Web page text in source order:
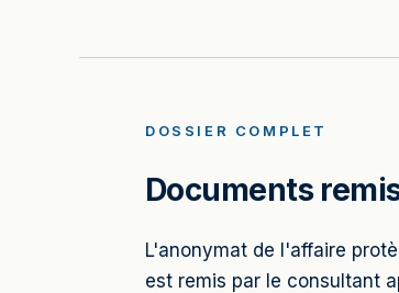
DOSSIER COMPLET
Documents
L'anonymat de l'affaire
est remis par le consultant